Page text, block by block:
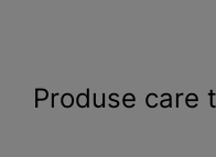
Produse care